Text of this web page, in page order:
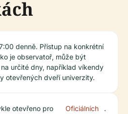
denně. Přístup na konkrétní
je observatoř, může být
určité dny, například víkendy
otevřených dveří univerzity.
otevřeno pro
Oficiálních
.